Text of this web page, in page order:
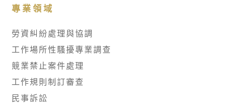
專業領域
勞資糾紛處理與協調
工作場所性騷擾專業調查
競業禁止案件處理
工作規則制訂審查
民事訴訟